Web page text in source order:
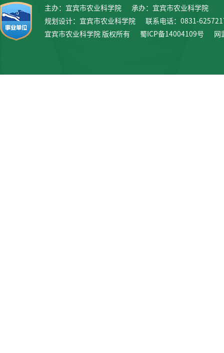
主办：宜宾市农业科学院
承办：宜宾市农业科学院
规划设计：宜宾市农业科学院
联系电话：0831-
宜宾市农业科学院 版权所有
蜀ICP备14004109号 网